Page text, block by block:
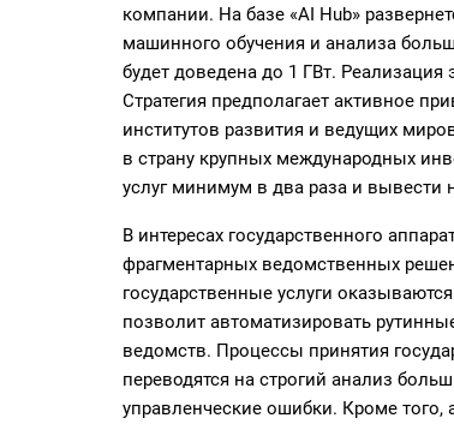
компании. На базе «AI Hub»
машинного обучения и анализа
будет доведена до 1 ГВт. Реализация
Стратегия предполагает активное
институтов развития и ведущих
в страну крупных международных
услуг минимум в два раза и вывести
В интересах государственного
фрагментарных ведомственных
государственные услуги
позволит автоматизировать
ведомств. Процессы принятия
переводятся на строгий анализ
управленческие ошибки. Кроме того,